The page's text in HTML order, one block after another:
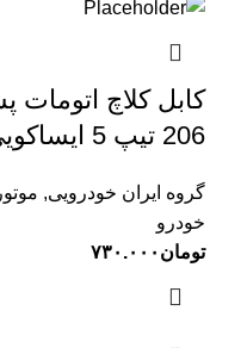
206 تیپ 5 ایساکویی (1380405099)
گروه ایران خودرویی,
خودرو
تومان ۷۳۰.۰۰۰